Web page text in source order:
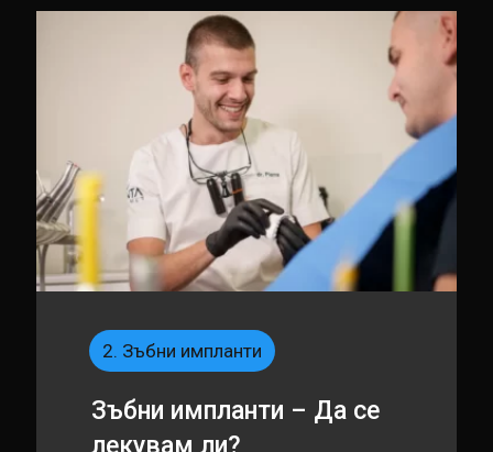
2. Зъбни импланти
Зъбни импланти – Да се
лекувам ли?